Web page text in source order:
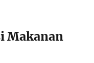
Makanan